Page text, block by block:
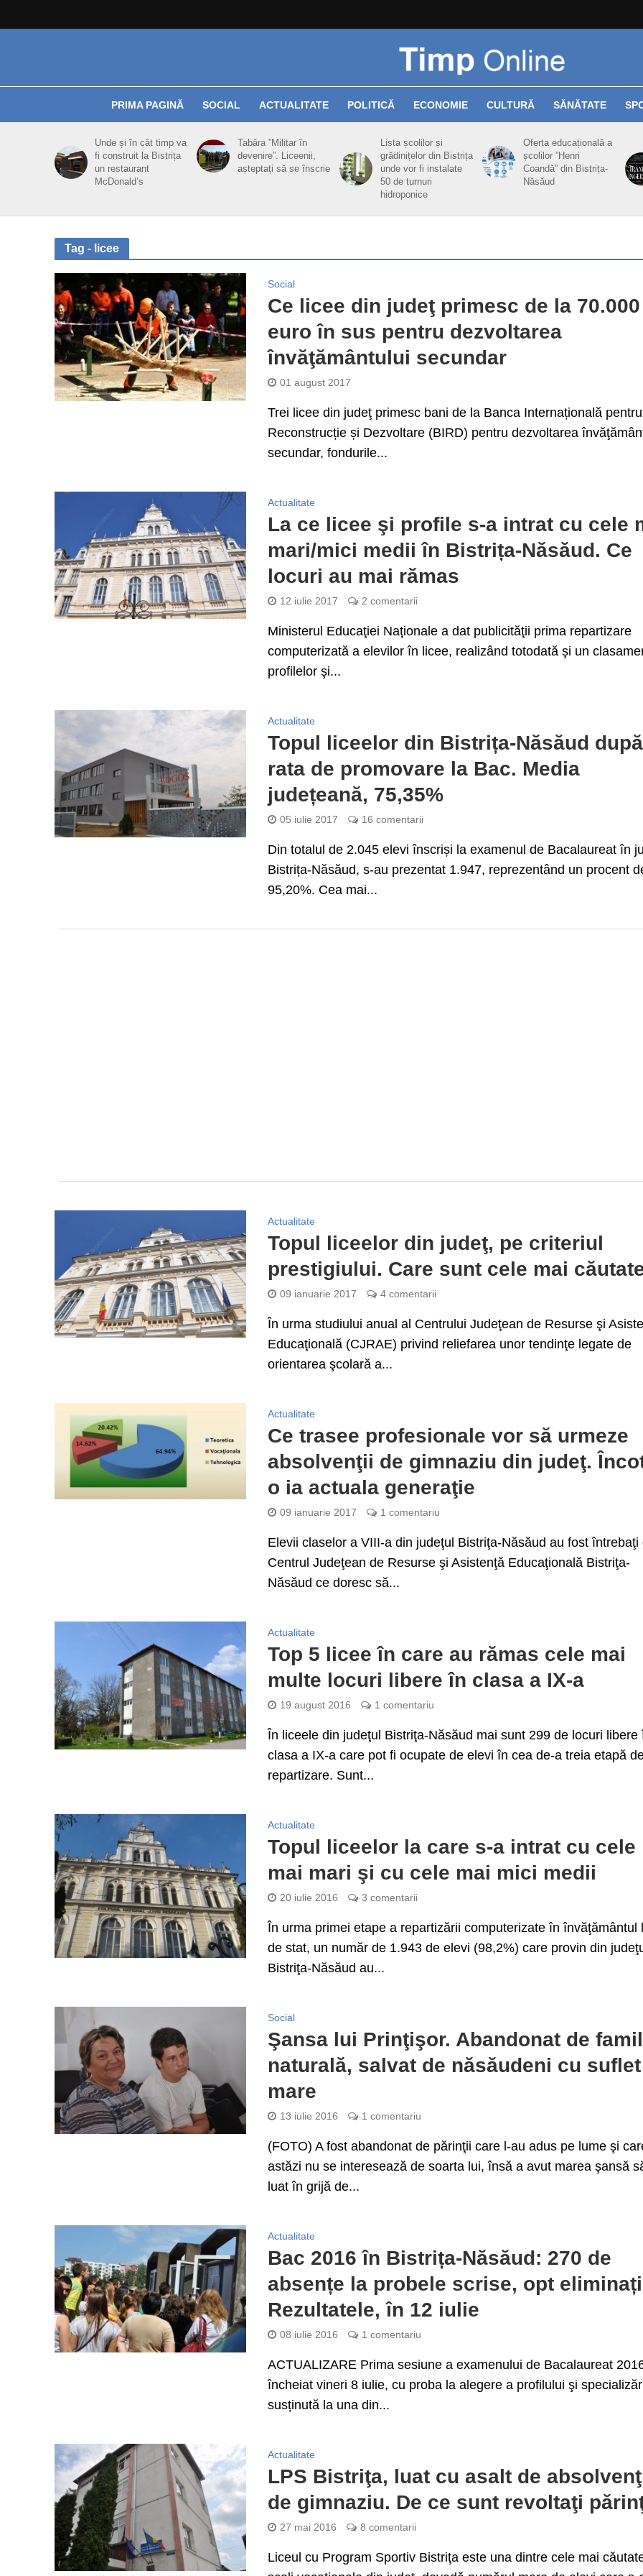
PRIMA PAGINĂ SOCIAL ACTUALITATE POLITICĂ ECONOMIE CULTURĂ SĂNĂTATE
Unde și în cât timp va
fi construit la Bistrița
un restaurant
McDonald’s
Tabăra ”Militar în
devenire”. Liceenii,
așteptați să se înscrie
Lista școlilor și
grădinițelor din Bistrița
unde vor fi instalate
50 de turnuri
hidroponice
Oferta educațională a
școlilor ”Henri
Coandă” din Bistrița-
Năsăud
Tag - licee
Social
Ce licee din judeţ primesc de la
euro în sus pentru dezvoltarea
învăţământului secundar
01 august 2017
Trei licee din judeţ primesc bani de la Banca Internațională pentru
Reconstrucție și Dezvoltare (BIRD) pentru dezvoltarea
secundar, fondurile...
Actualitate
La ce licee şi profile s-a intrat cu cele
mari/mici medii în Bistrița-Năsăud. Ce
locuri au mai rămas
12 iulie 2017 2 comentarii
Ministerul Educaţiei Naţionale a dat publicităţii prima repartizare
computerizată a elevilor în licee, realizând totodată şi un
profilelor şi...
Actualitate
Topul liceelor din Bistrița-Năsăud după
rata de promovare la Bac. Media
județeană, 75,35%
05 iulie 2017 16 comentarii
Din totalul de 2.045 elevi înscriși la examenul de Bacalaureat în
Bistrița-Năsăud, s-au prezentat 1.947, reprezentând un procent
95,20%. Cea mai...
Actualitate
Topul liceelor din judeţ, pe criteriul
prestigiului. Care sunt cele mai
09 ianuarie 2017 4 comentarii
În urma studiului anual al Centrului Judeţean de Resurse şi
Educaţională (CJRAE) privind reliefarea unor tendinţe legate de
orientarea şcolară a...
Actualitate
Ce trasee profesionale vor să urmeze
absolvenţii de gimnaziu din judeţ.
o ia actuala generaţie
09 ianuarie 2017 1 comentariu
Elevii claselor a VIII-a din judeţul Bistriţa-Năsăud au fost întrebaţi
Centrul Judeţean de Resurse şi Asistenţă Educaţională Bistriţa-
Năsăud ce doresc să...
Actualitate
Top 5 licee în care au rămas cele mai
multe locuri libere în clasa a IX-a
19 august 2016 1 comentariu
În liceele din judeţul Bistriţa-Năsăud mai sunt 299 de locuri libere
clasa a IX-a care pot fi ocupate de elevi în cea de-a treia etapă
repartizare. Sunt...
Actualitate
Topul liceelor la care s-a intrat cu cele
mai mari şi cu cele mai mici medii
20 iulie 2016 3 comentarii
În urma primei etape a repartizării computerizate în învăţământul
de stat, un număr de 1.943 de elevi (98,2%) care provin din
Bistriţa-Năsăud au...
Social
Şansa lui Prinţişor. Abandonat de
naturală, salvat de năsăudeni cu suflet
mare
13 iulie 2016 1 comentariu
(FOTO) A fost abandonat de părinţii care l-au adus pe lume şi
astăzi nu se interesează de soarta lui, însă a avut marea şansă
luat în grijă de...
Actualitate
Bac 2016 în Bistrița-Năsăud: 270 de
absențe la probele scrise, opt
Rezultatele, în 12 iulie
08 iulie 2016 1 comentariu
ACTUALIZARE Prima sesiune a examenului de Bacalaureat
încheiat vineri 8 iulie, cu proba la alegere a profilului şi
susținută la una din...
Actualitate
LPS Bistriţa, luat cu asalt de
de gimnaziu. De ce sunt revoltaţi
27 mai 2016 8 comentarii
Liceul cu Program Sportiv Bistriţa este una dintre cele mai